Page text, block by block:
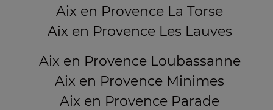
Aix en Provence La Torse
Aix en Provence Les Lauves
Aix en Provence Loubassanne
Aix en Provence Minimes
Aix en Provence Parade